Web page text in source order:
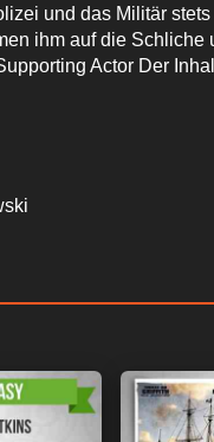
Ihre
Partner zuzustimmen.
Ihre Einstellungen
und das Militär
ihm auf die
Actor Der